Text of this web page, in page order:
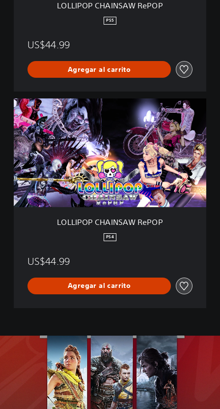
LOLLIPOP CHAINSAW RePOP
PS5
US$44.99
Agregar al carrito
L
O
L
L
I
P
O
P
C
H
A
I
LOLLIPOP CHAINSAW RePOP
PS4
US$44.99
Agregar al carrito